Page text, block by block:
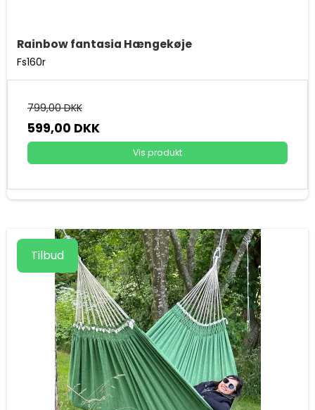
Rainbow fantasia Hængekøje
Fs160r
799,00 DKK
599,00 DKK
Vis produkt
Tilbud